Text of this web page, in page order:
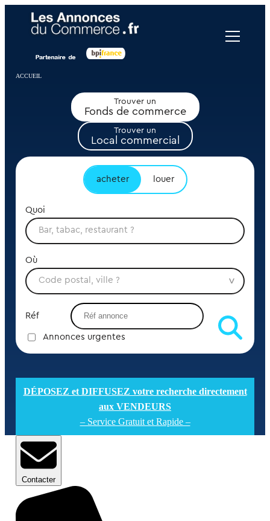
ACCUEIL
Trouver un
Fonds de commerce
Trouver un
Local commercial
acheter louer
Quoi
Où
Réf
Annonces urgentes
DÉPOSEZ et DIFFUSEZ votre recherche directement
aux VENDEURS
– Service Gratuit et Rapide –
Contacter
Panneau de gestion des cookies